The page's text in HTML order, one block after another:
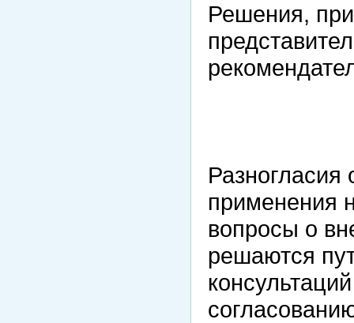
Решения,
Разногласия
применения
вопросы о
решаются